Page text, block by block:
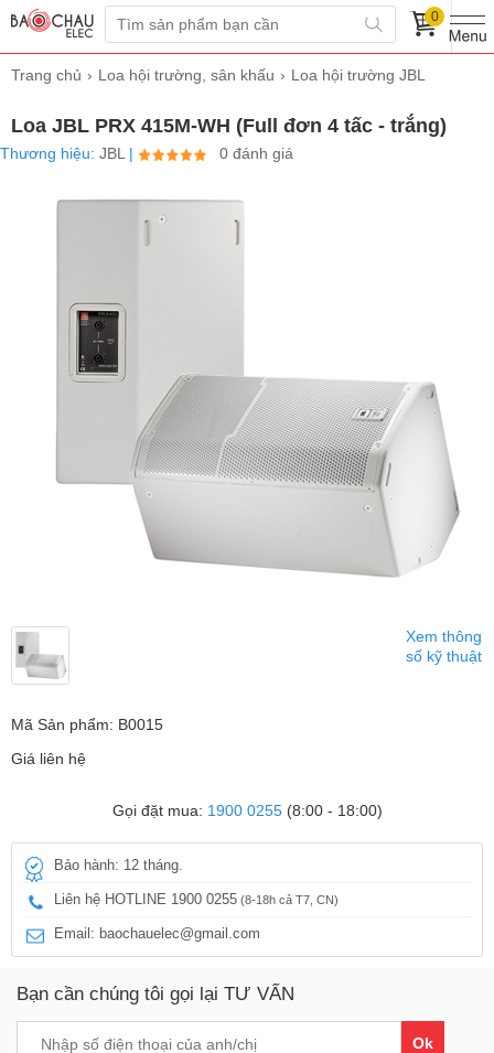
0
Trang chủ Loa hội trường, sân khấu Loa hội trường JBL
Loa JBL PRX 415M-WH (Full đơn 4 tấc - trắng)
Thương hiệu: JBL | 0 đánh giá
Xem thông
số kỹ thuật
Mã Sản phẩm: B0015
Giá liên hệ
Gọi đặt mua: 1900 0255(8:00 - 18:00)
Bảo hành: 12 tháng.
Liên hệ HOTLINE 1900 0255 (8-18h cả T7, CN)
Email: baochauelec@gmail.com
Bạn cần chúng tôi gọi lại TƯ VẤN
Ok